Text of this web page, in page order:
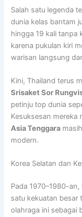
Salah satu legenda
dunia kelas bantam
hingga 19 kali tanpa
karena pukulan kiri
warisan langsung
Kini, Thailand terus
Srisaket Sor
petinju top dunia
Kesuksesan
Asia Tenggara
modern.
Korea Selatan dan
Pada 1970–1980-an,
satu kekuatan besar
olahraga ini sebagai